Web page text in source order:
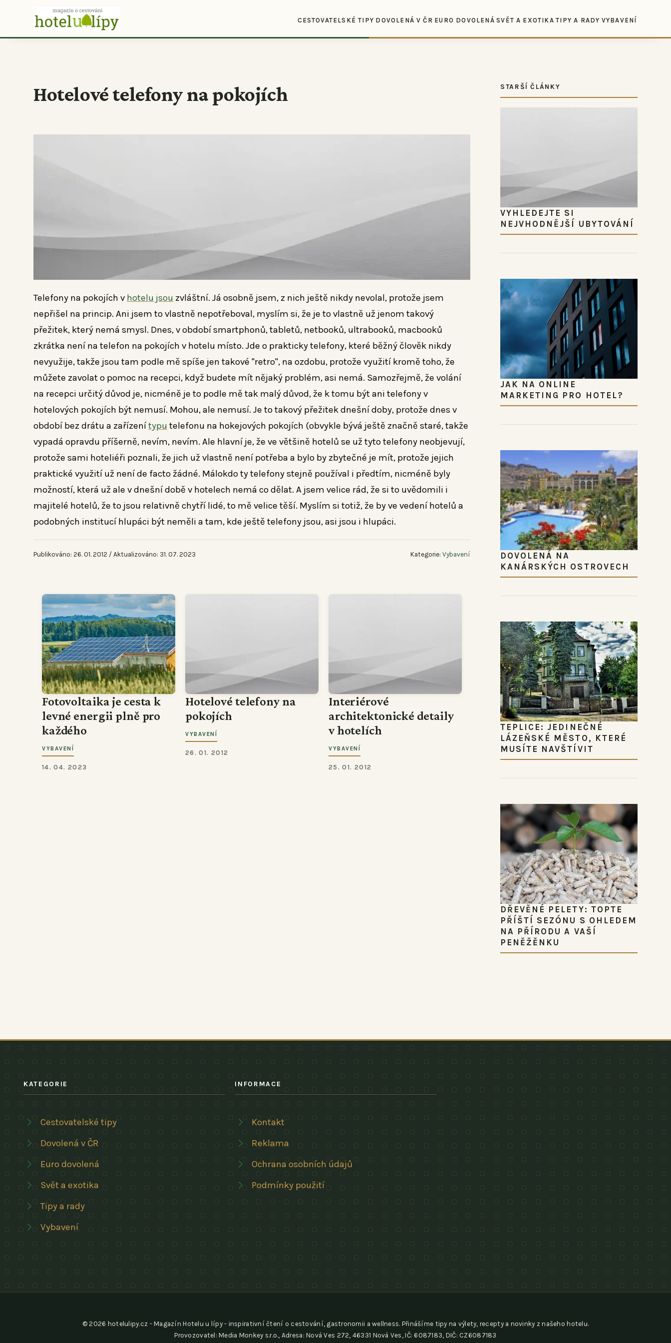
CESTOVATELSKÉ TIPY DOVOLENÁ V ČR EURO DOVOLENÁ SVĚT A EXOTIKA TIPY A RADY VYBAVENÍ
Hotelové telefony na pokojích
Telefony na pokojích v hotelu jsou zvláštní. Já osobně jsem, z nich ještě nikdy nevolal, protože jsem
nepřišel na princip. Ani jsem to vlastně nepotřeboval, myslím si, že je to vlastně už jenom takový
přežitek, který nemá smysl. Dnes, v období smartphonů, tabletů, netbooků, ultrabooků, macbooků
zkrátka není na telefon na pokojích v hotelu místo. Jde o prakticky telefony, které běžný člověk nikdy
nevyužije, takže jsou tam podle mě spíše jen takové "retro", na ozdobu, protože využití kromě toho, že
můžete zavolat o pomoc na recepci, když budete mít nějaký problém, asi nemá. Samozřejmě, že volání
na recepci určitý důvod je, nicméně je to podle mě tak malý důvod, že k tomu být ani telefony v
hotelových pokojích být nemusí. Mohou, ale nemusí. Je to takový přežitek dnešní doby, protože dnes v
období bez drátu a zařízenítypu telefonu na hokejových pokojích (obvykle bývá ještě značně staré, takže
vypadá opravdu příšerně, nevím, nevím. Ale hlavní je, že ve většině hotelů se už tyto telefony neobjevují,
protože sami hoteliéři poznali, že jich už vlastně není potřeba a bylo by zbytečné je mít, protože jejich
praktické využití už není de facto žádné. Málokdo ty telefony stejně používal i předtím, nicméně byly
možností, která už ale v dnešní době v hotelech nemá co dělat. A jsem velice rád, že si to uvědomili i
majitelé hotelů, že to jsou relativně chytří lidé, to mě velice těší. Myslím si totiž, že by ve vedení hotelů a
podobných institucí hlupáci být neměli a tam, kde ještě telefony jsou, asi jsou i hlupáci.
Publikováno: 26. 01. 2012 / Aktualizováno: 31. 07. 2023 Kategorie: Vybavení
Fotovoltaika je cesta k
levné energii plně pro
každého
VYBAVENÍ
14. 04. 2023
Hotelové telefony na
pokojích
VYBAVENÍ
26. 01. 2012
Interiérové
architektonické detaily
v hotelích
VYBAVENÍ
25. 01. 2012
STARŠÍ ČLÁNKY
VYHLEDEJTE SI
NEJVHODNĚJŠÍ UBYTOVÁNÍ
JAK NA ONLINE
MARKETING PRO HOTEL?
DOVOLENÁ NA
KANÁRSKÝCH OSTROVECH
TEPLICE: JEDINEČNÉ
LÁZEŇSKÉ MĚSTO, KTERÉ
MUSÍTE NAVŠTÍVIT
DŘEVĚNÉ PELETY: TOPTE
PŘÍŠTÍ SEZÓNU S OHLEDEM
NA PŘÍRODU A VAŠÍ
PENĚŽĚNKU
KATEGORIE
Cestovatelské tipy
Dovolená v ČR
Euro dovolená
Svět a exotika
Tipy a rady
Vybavení
INFORMACE
Kontakt
Reklama
Ochrana osobních údajů
Podmínky použití
© 2026 hotelulipy.cz - Magazín Hotelu u lípy - inspirativní čtení o cestování, gastronomii a wellness. Přinášíme tipy na výlety, recepty a novinky z našeho hotelu.
Provozovatel: Media Monkey s.r.o., Adresa: Nová Ves 272, 46331 Nová Ves, IČ: 6087183, DIČ: CZ6087183